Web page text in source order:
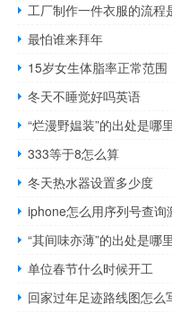
工厂制作一件衣服的流程
最怕谁来拜年
15岁女生体脂率正常范围
冬天不睡觉好吗英语
“烂漫野媪装”的出处是哪里
333等于8怎么算
冬天热水器设置多少度
“其间味亦薄”的出处是哪里
单位春节什么时候开工
回家过年足迹路线图怎么